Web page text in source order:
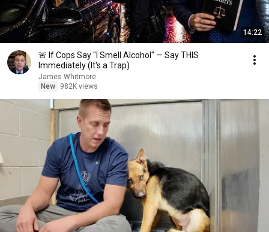
14:22
🚨 If Cops Say "I Smell Alcohol" — Say THIS
Immediately (It's a Trap)
James Whitmore
New
982K views